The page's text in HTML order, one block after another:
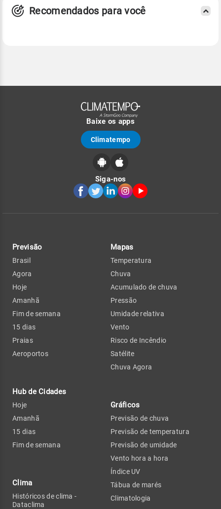
Recomendados para você
Baixe os apps
Climatempo
Siga-nos
Previsão
Brasil
Agora
Hoje
Amanhã
Fim de semana
15 dias
Praias
Aeroportos
Hub de Cidades
Hoje
Amanhã
15 dias
Fim de semana
Clima
Históricos de clima -
Dataclima
Mapas
Temperatura
Chuva
Acumulado de chuva
Pressão
Umidade relativa
Vento
Risco de Incêndio
Satélite
Chuva Agora
Gráficos
Previsão de chuva
Previsão de temperatura
Previsão de umidade
Vento hora a hora
Índice UV
Tábua de marés
Climatologia